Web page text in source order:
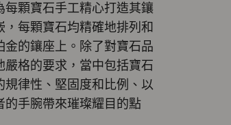
顆寶石手工精心打造其鑲
每顆寶石均精確地排列和
的鑲座上。除了對寶石品
格的要求，當中包括寶石
律性、堅固度和比例、以
的手腕帶來璀璨耀目的點